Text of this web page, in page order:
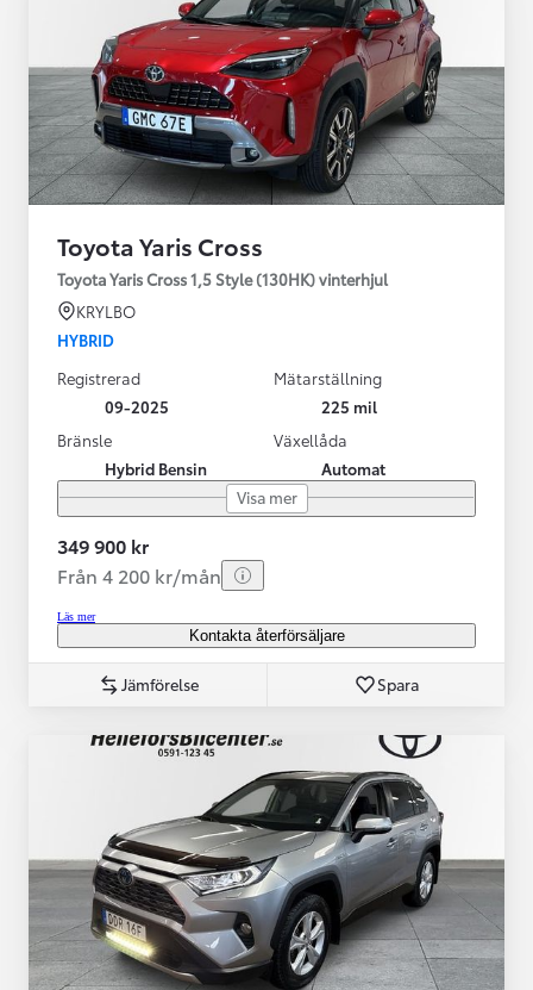
Toyota Yaris Cross
Toyota Yaris Cross 1,5 Style (130HK) vinterhjul
KRYLBO
HYBRID
Registrerad
09-2025
Mätarställning
225 mil
Bränsle
Hybrid Bensin
Växellåda
Automat
Visa mer
349 900 kr
Från 4 200 kr/mån
Läs mer
Kontakta återförsäljare
Jämförelse Spara